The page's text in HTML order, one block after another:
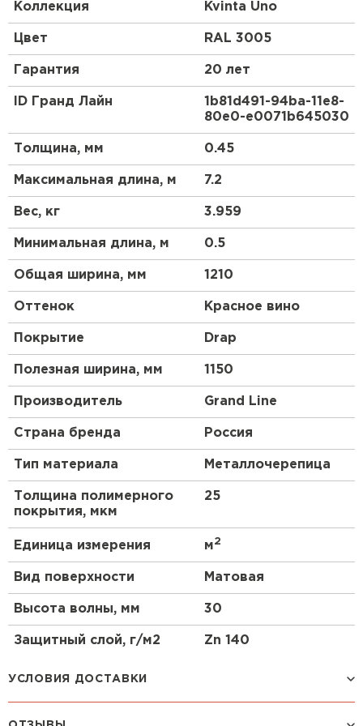
Коллекция Kvinta Uno
Цвет RAL 3005
Гарантия 20 лет
ID Гранд Лайн
1b81d491-94ba-11e8-
80e0-e0071b645030
Толщина, мм 0.45
Максимальная длина, м 7.2
Вес, кг 3.959
Минимальная длина, м 0.5
Общая ширина, мм 1210
Оттенок Красное вино
Покрытие Drap
Полезная ширина, мм 1150
Производитель Grand Line
Страна бренда Россия
Тип материала Металлочерепица
Толщина полимерного
покрытия, мкм
25
Единица измерения м2
Вид поверхности Матовая
Высота волны, мм 30
Защитный слой, г/м2 Zn 140
УСЛОВИЯ ДОСТАВКИ